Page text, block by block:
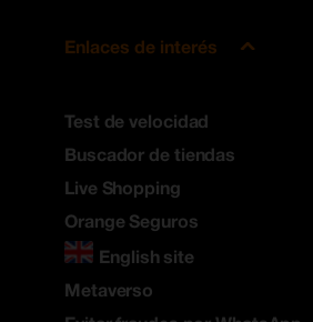
Enlaces de interés
Test de velocidad
Buscador de tiendas
Live Shopping
Orange Seguros
English site
Metaverso